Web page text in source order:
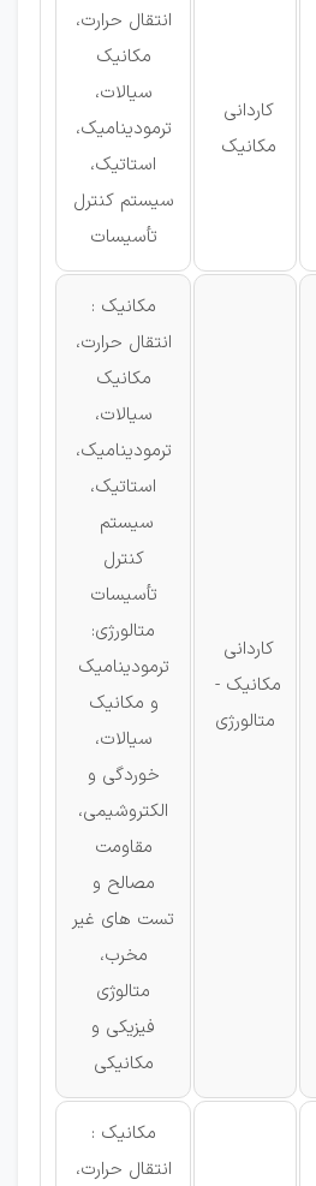
كاردانی
مکانیک
انتقال حرارت،
مکانیک
سیالات،
ترمودینامیک،
استاتیک،
سیستم كنترل
تأسیسات
كاردانی
مکانیک -
متالورژی
مکانیک :
انتقال حرارت،
مکانیک
سیالات،
ترمودینامیک،
استاتیک،
سیستم
كنترل
تأسیسات
متالورژی:
ترمودینامیک
و مکانیک
سیالات،
خوردگی و
الکتروشیمی،
مقاومت
مصالح و
تست های غیر
مخرب،
متالوژی
فیزیکی و
مکانیکی
مکانیک :
انتقال حرارت،